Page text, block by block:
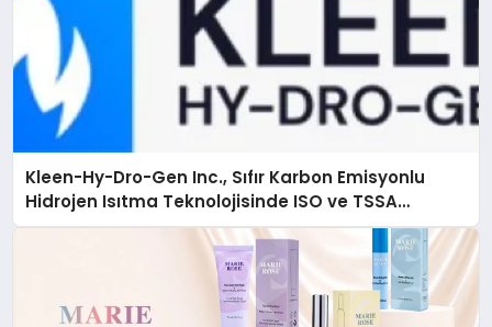
Kleen-Hy-Dro-Gen Inc., Sıfır Karbon Emisyonlu
Hidrojen Isıtma Teknolojisinde ISO ve TSSA
Düzenleyici Onaylarını Aldı